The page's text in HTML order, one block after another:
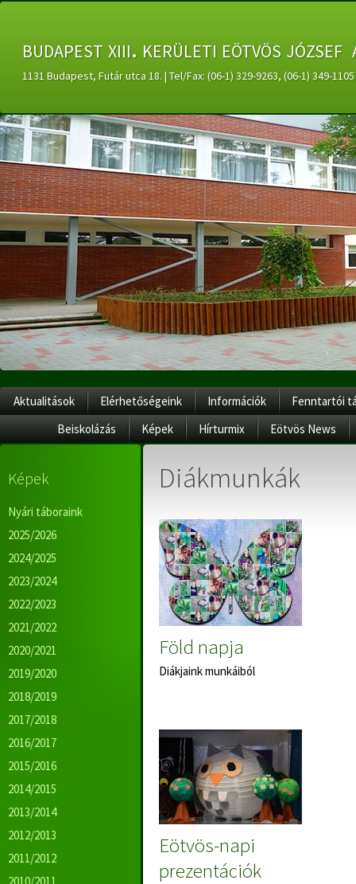
budapest xiii. kerületi eötvös
1131 Budapest, Futár utca 18. | Tel/Fax: (06-1) 329-9263, (06-1) 349-
Aktualitások Elérhetőségeink Információk
Fenntartói
Beiskolázás
Képek Hírturmix Eötvös News
Képek
Nyári táboraink
2025/2026
2024/2025
2023/2024
2022/2023
2021/2022
2020/2021
2019/2020
2018/2019
2017/2018
2016/2017
2015/2016
2014/2015
2013/2014
2012/2013
2011/2012
Diákmunkák
Föld napja
Diákjaink munkáiból
Eötvös-napi
prezentációk